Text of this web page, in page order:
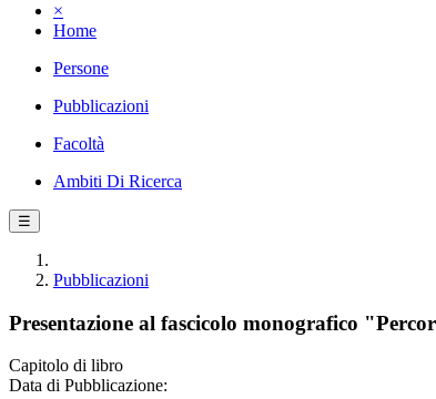
×
Home
Persone
Pubblicazioni
Facoltà
Ambiti Di Ricerca
☰
Pubblicazioni
Presentazione al fascicolo monografico
Capitolo di libro
Data di Pubblicazione: